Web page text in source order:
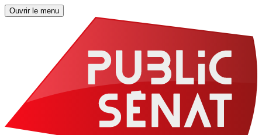
Ouvrir le menu